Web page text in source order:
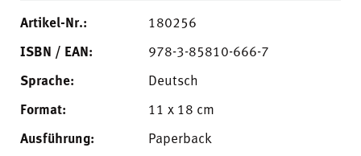
Artikel-Nr.:
180256
ISBN / EAN:
978-3-85810-666-7
Sprache:
Deutsch
Format:
11 x 18 cm
Ausführung:
Paperback